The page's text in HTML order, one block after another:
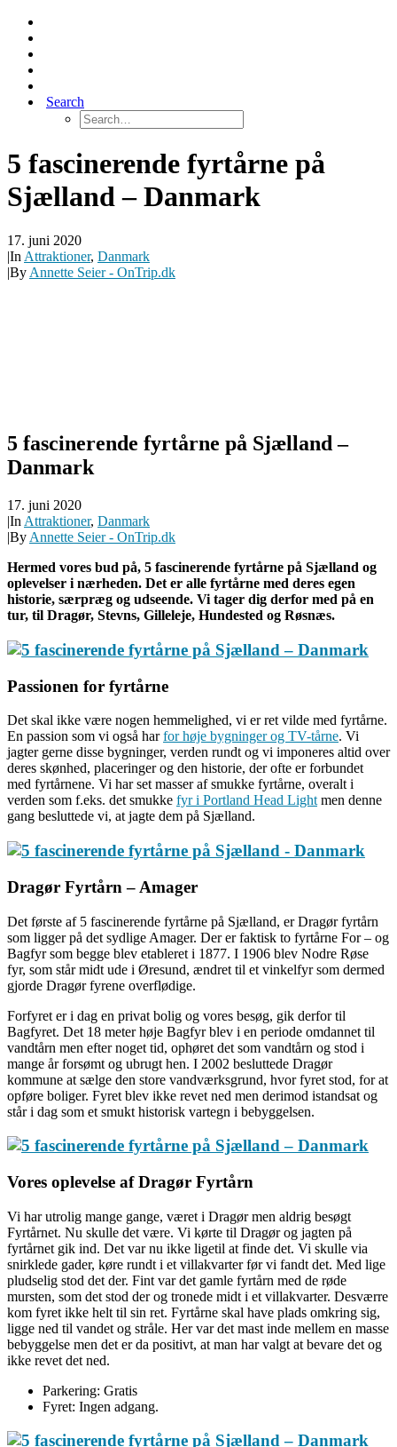
Search
5 fascinerende fyrtårne på
Sjælland – Danmark
17. juni 2020
|In Attraktioner, Danmark
|By Annette Seier - OnTrip.dk
5 fascinerende fyrtårne på Sjælland –
Danmark
17. juni 2020
|In Attraktioner, Danmark
|By Annette Seier - OnTrip.dk
Hermed vores bud på, 5 fascinerende fyrtårne på Sjælland og
oplevelser i nærheden. Det er alle fyrtårne med deres egen
historie, særpræg og udseende. Vi tager dig derfor med på en
tur, til Dragør, Stevns, Gilleleje, Hundested og Røsnæs.
Passionen for fyrtårne
Det skal ikke være nogen hemmelighed, vi er ret vilde med fyrtårne.
En passion som vi også harfor høje bygninger og TV-tårne. Vi
jagter gerne disse bygninger, verden rundt og vi imponeres altid over
deres skønhed, placeringer og den historie, der ofte er forbundet
med fyrtårnene. Vi har set masser af smukke fyrtårne, overalt i
verden som f.eks. det smukke fyr i Portland Head Lightmen denne
gang besluttede vi, at jagte dem på Sjælland.
Dragør Fyrtårn – Amager
Det første af 5 fascinerende fyrtårne på Sjælland, er Dragør fyrtårn
som ligger på det sydlige Amager. Der er faktisk to fyrtårne For – og
Bagfyr som begge blev etableret i 1877. I 1906 blev Nodre Røse
fyr, som står midt ude i Øresund, ændret til et vinkelfyr som dermed
gjorde Dragør fyrene overflødige.
Forfyret er i dag en privat bolig og vores besøg, gik derfor til
Bagfyret. Det 18 meter høje Bagfyr blev i en periode omdannet til
vandtårn men efter noget tid, ophøret det som vandtårn og stod i
mange år forsømt og ubrugt hen. I 2002 besluttede Dragør
kommune at sælge den store vandværksgrund, hvor fyret stod, for at
opføre boliger. Fyret blev ikke revet ned men derimod istandsat og
står i dag som et smukt historisk vartegn i bebyggelsen.
Vores oplevelse af Dragør Fyrtårn
Vi har utrolig mange gange, været i Dragør men aldrig besøgt
Fyrtårnet. Nu skulle det være. Vi kørte til Dragør og jagten på
fyrtårnet gik ind. Det var nu ikke ligetil at finde det. Vi skulle via
snirklede gader, køre rundt i et villakvarter før vi fandt det. Med lige
pludselig stod det der. Fint var det gamle fyrtårn med de røde
mursten, som det stod der og tronede midt i et villakvarter. Desværre
kom fyret ikke helt til sin ret. Fyrtårne skal have plads omkring sig,
ligge ned til vandet og stråle. Her var det mast inde mellem en masse
bebyggelse men det er da positivt, at man har valgt at bevare det og
ikke revet det ned.
Parkering: Gratis
Fyret: Ingen adgang.